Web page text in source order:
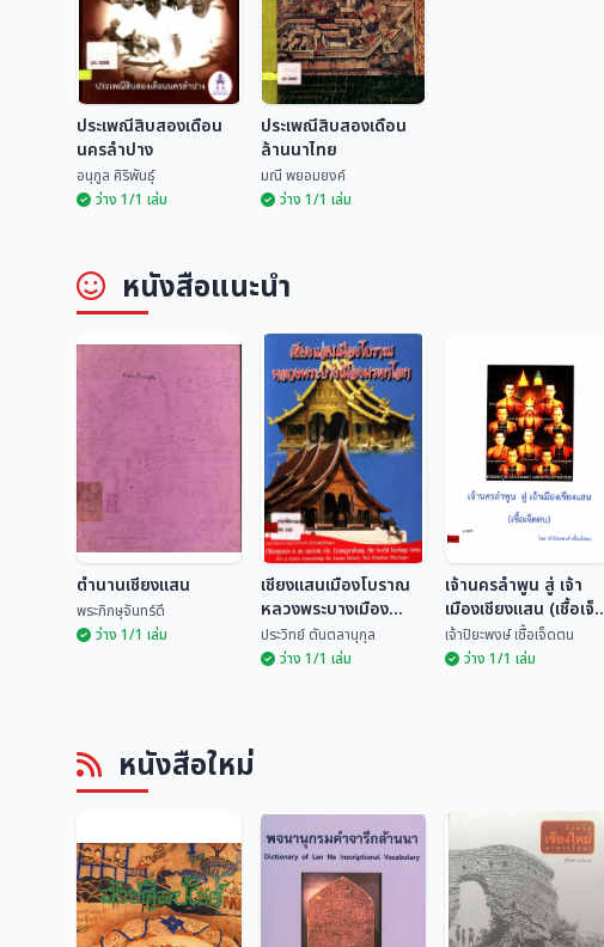
นครลำปาง
อนุกูล ศิริพันธุ์
ประเพณีสิบสองเดือน
นครลำปาง
อนุกูล ศิริพันธุ์
ว่าง 1/1 เล่ม
ล้านนาไทย
ประเพณีสิบสองเดือน
ล้านนาไทย
มณี พยอมยงค์
ว่าง 1/1 เล่ม
หนังสือแนะนำ
พระภิกษุจันทร์ดี
ตำนานเชียงแสน
พระภิกษุจันทร์ดี
ว่าง 1/1 เล่ม
เชียงแสนเมืองโบราณ
หลวงพระบางเมือง
มรดกโลก
ประวิทย์ ตันตลานุกุล
ว่าง 1/1 เล่ม
เจ้านครลำพูน สู่ เจ้า
เมืองเชียงแสน (เชื้อเจ็ด
ตน)
เจ้าปิยะพงษ์ เชื้อเจ็ดตน
ว่าง 1/1 เล่ม
หนังสือใหม่